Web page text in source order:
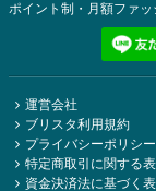
ポイント制・月額ファッ
運営会社
ブリスタ利用規約
プライバシーポリシー
特定商取引に関する
資金決済法に基づく